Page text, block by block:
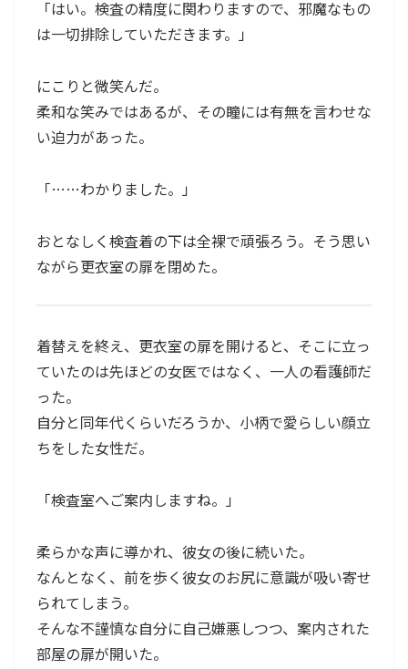
「はい。検査の精度に関わりますので、邪魔なもの
は一切排除していただきます。」
にこりと微笑んだ。
柔和な笑みではあるが、その瞳には有無を言わせな
い迫力があった。
「……わかりました。」
おとなしく検査着の下は全裸で頑張ろう。そう思い
ながら更衣室の扉を閉めた。
着替えを終え、更衣室の扉を開けると、そこに立っ
ていたのは先ほどの女医ではなく、一人の看護師だ
った。
自分と同年代くらいだろうか、小柄で愛らしい顔立
ちをした女性だ。
「検査室へご案内しますね。」
柔らかな声に導かれ、彼女の後に続いた。
なんとなく、前を歩く彼女のお尻に意識が吸い寄せ
られてしまう。
そんな不謹慎な自分に自己嫌悪しつつ、案内された
部屋の扉が開いた。